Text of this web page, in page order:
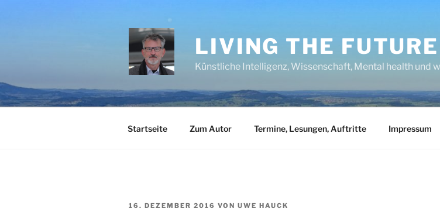
LIVING THE FUTURE
Künstliche Intelligenz, Wissenschaft, Mental health und
Startseite Zum Autor Termine, Lesungen, Auftritte Impressum
VERÖFFENTLICHT
16. DEZEMBER 2016 VON UWE HAUCK